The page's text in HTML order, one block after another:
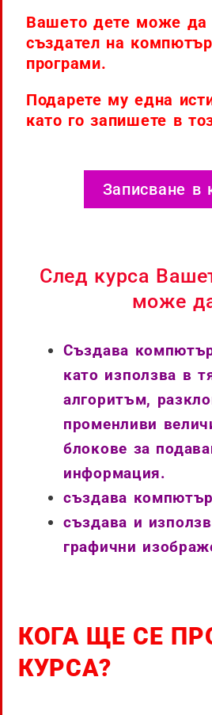
Вашето дете може да
създател на
програми.
Подарете му една
като го запишете в
Записване в
След курса
може
Създава
като използва в
алгоритъм,
променливи
блокове за
информация.
създава
създава и
графични
КОГА ЩЕ СЕ
КУРСА?